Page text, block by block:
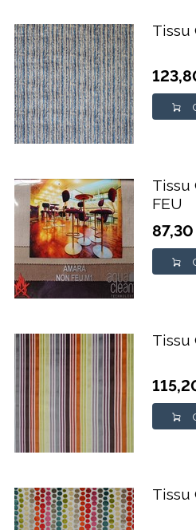
Tissu
Tissu
FEU
Tissu
Tissu